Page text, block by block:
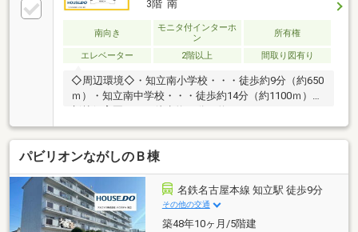
3階 南
南向き
モニタ付インターホ
ン
所有権
エレベーター 2階以上 間取り図有り
◇周辺環境◇・知立南小学校・・・徒歩約9分（約650
ｍ）・知立南中学校・・・徒歩約14分（約1100ｍ）・
ーパー刈谷店・・・徒歩約3分（約170ｍ）・セブンイ
レブン知立谷田町店・・・徒歩約3分（約220ｍ）・ス
ギドラッグ東刈谷店・・・徒歩約14分（約1100ｍ）・
東刈谷郵便局…徒歩約19分（約1500ｍ）・碧海信用金
庫東刈谷支店・・・徒歩約7分（約500ｍ）・本林公
園・・徒歩約4分（約300ｍ）・DCM知立店…徒歩約8
分（約600ｍ）
パビリオンながしのＢ棟
名鉄名古屋本線 知立駅 徒歩9分
その他の交通
築48年10ヶ月/5階建